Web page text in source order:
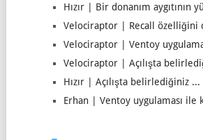
Hızır | Bir donanım aygıtının
Velociraptor | Recall özelliğini
Velociraptor | Ventoy
Velociraptor | Açılışta
Hızır | Açılışta belirlediğiniz ...
Erhan | Ventoy uygulaması ile